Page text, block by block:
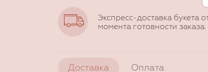
Экспресс-доставка букета
момента готовности заказа.
Доставка Оплата